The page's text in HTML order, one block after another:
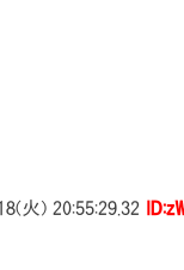
火) 20:55:29.32